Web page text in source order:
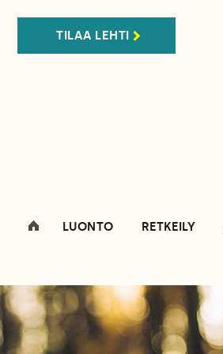
TILAA LEHTI
LUONTO RETKEILY